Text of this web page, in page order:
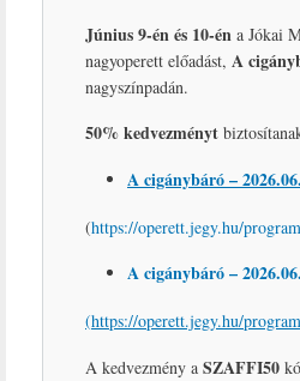
Június 9-én és 10-én a Jókai
nagyoperett előadást, A
nagyszínpadán.
50% kedvezményt
A cigánybáró –
(https://operett.jegy.hu/
A cigánybáró –
(https://operett.jegy.hu/
A kedvezmény a SZAFFI50